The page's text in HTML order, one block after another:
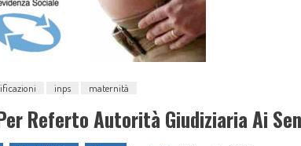
inps maternità
Referto Autorità Giudiziaria Ai